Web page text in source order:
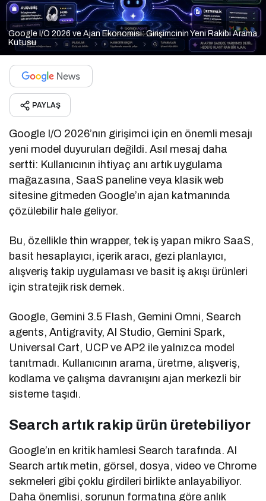
Google I/O 2026 ve Ajan Ekonomisi: Girişimcinin Yeni Rakibi Arama
Kutusu
PAYLAŞ
Google I/O 2026’nın girişimci için en önemli mesajı
yeni model duyuruları değildi. Asıl mesaj daha
sertti: Kullanıcının ihtiyaç anı artık uygulama
mağazasına, SaaS paneline veya klasik web
sitesine gitmeden Google’ın ajan katmanında
çözülebilir hale geliyor.
Bu, özellikle thin wrapper, tek iş yapan mikro SaaS,
basit hesaplayıcı, içerik aracı, gezi planlayıcı,
alışveriş takip uygulaması ve basit iş akışı ürünleri
için stratejik risk demek.
Google, Gemini 3.5 Flash, Gemini Omni, Search
agents, Antigravity, AI Studio, Gemini Spark,
Universal Cart, UCP ve AP2 ile yalnızca model
tanıtmadı. Kullanıcının arama, üretme, alışveriş,
kodlama ve çalışma davranışını ajan merkezli bir
sisteme taşıdı.
Search artık rakip ürün üretebiliyor
Google’ın en kritik hamlesi Search tarafında. AI
Search artık metin, görsel, dosya, video ve Chrome
sekmeleri gibi çoklu girdileri birlikte anlayabiliyor.
Daha önemlisi, sorunun formatına göre anlık